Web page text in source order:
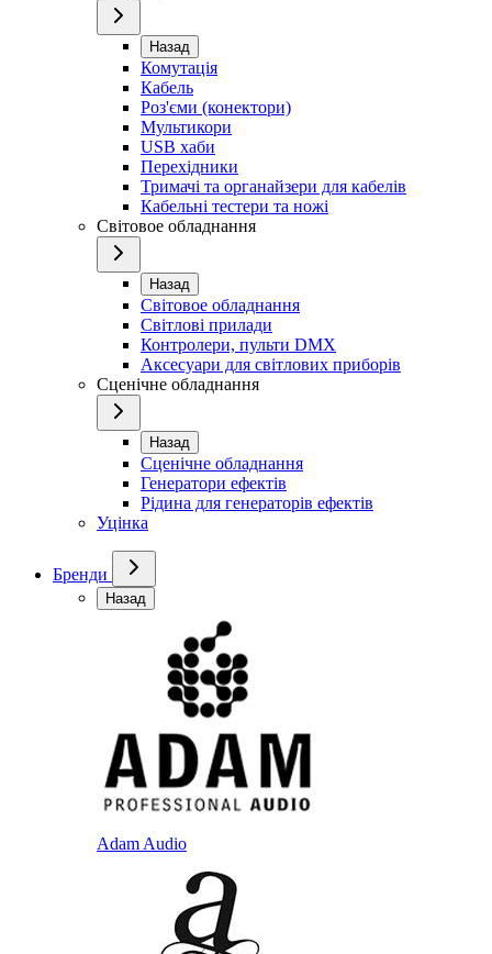
Назад
Комутація
Кабель
Роз'єми (конектори)
Мультикори
USB хаби
Перехідники
Тримачі та органайзери для кабелів
Кабельні тестери та ножі
Світовое обладнання
Назад
Світовое обладнання
Світлові прилади
Контролери, пульти DMX
Аксесуари для світлових приборів
Сценічне обладнання
Назад
Сценічне обладнання
Генератори ефектів
Рідина для генераторів ефектів
Уцінка
Бренди
Назад
Adam Audio